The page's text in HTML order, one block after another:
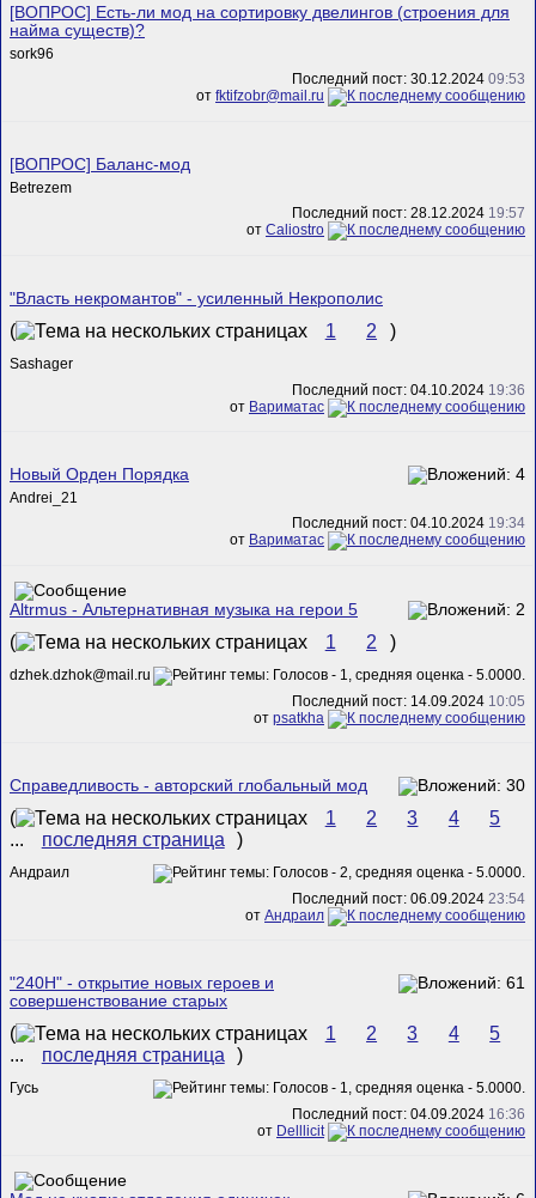
[ВОПРОС] Есть-ли мод на сортировку двелингов (строения для
найма существ)?
sork96
Последний пост: 30.12.2024 09:53
от fktifzobr@mail.ru
[ВОПРОС] Баланс-мод
Betrezem
Последний пост: 28.12.2024 19:57
от Caliostro
"Власть некромантов" - усиленный Некрополис
( 1 2 )
Sashager
Последний пост: 04.10.2024 19:36
от Вариматас
Новый Орден Порядка
Andrei_21
Последний пост: 04.10.2024 19:34
от Вариматас
Altrmus - Альтернативная музыка на герои 5
( 1 2 )
dzhek.dzhok@mail.ru
Последний пост: 14.09.2024 10:05
от psatkha
Справедливость - авторский глобальный мод
( 1 2 3 4
5
...
последняя страница )
Андраил
Последний пост: 06.09.2024 23:54
от Андраил
"240H" - открытие новых героев и
совершенствование старых
( 1 2 3 4
5
...
последняя страница )
Гусь
Последний пост: 04.09.2024 16:36
от Delllicit